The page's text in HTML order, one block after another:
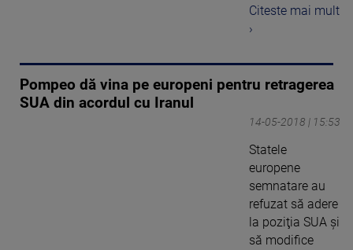
Citeste mai mult
›
Pompeo dă vina pe europeni pentru retragerea
SUA din acordul cu Iranul
14-05-2018 | 15:53
Statele
europene
semnatare au
refuzat să adere
la poziţia SUA şi
să modifice